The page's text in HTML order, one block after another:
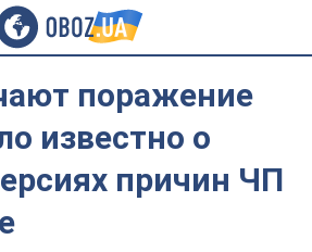
поражение
известно о
причин ЧП